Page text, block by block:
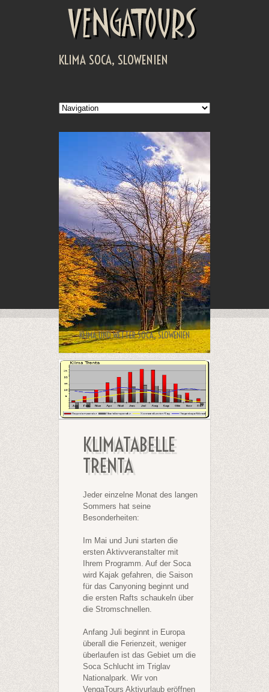
KLIMA SOCA, SLOWENIEN
KLIMA UND WETTER SOCA, SLOWENIEN
KLIMATABELLE
TRENTA
Jeder einzelne Monat des langen
Sommers hat seine
Besonderheiten:
Im Mai und Juni starten die
ersten Aktivveranstalter mit
Ihrem Programm. Auf der Soca
wird Kajak gefahren, die Saison
für das Canyoning beginnt und
die ersten Rafts schaukeln über
die Stromschnellen.
Anfang Juli beginnt in Europa
überall die Ferienzeit, weniger
überlaufen ist das Gebiet um die
Soca Schlucht im Triglav
Nationalpark. Wir von
VengaTours Aktivurlaub eröffnen